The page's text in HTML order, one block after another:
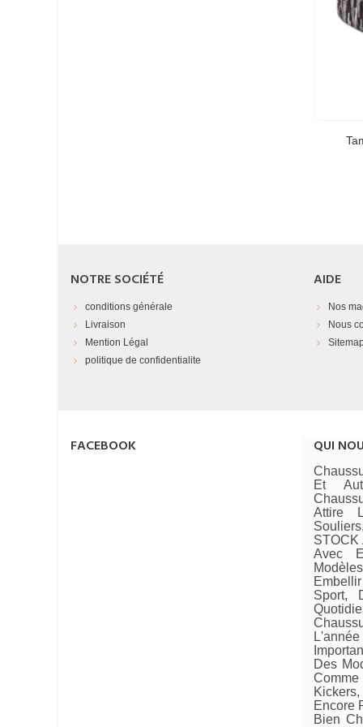
NOTRE SOCIÉTÉ
conditions générale
Livraison
Mention Légal
politique de confidentialite
AIDE
Nos
Nous
FACEBOOK QUI
Et
Attire
STOCK
Avec
Sport,
Des
Encore
Bien